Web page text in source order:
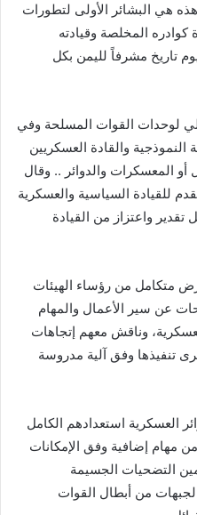
هذه هي البشائر الأولى لتطورات
المخلصة وقيادته
تاريخ مشرفاً لليمن بكل
لوحدات القوات المسلحة وفي
النموذجية والقادة العسكريين
أو المعسكرات والدوائر .. وقال
للقيادة السياسية والعسكرية
واعتزاز من القيادة
متكامل من رؤساء الهيئات
عن سير الأعمال والمهام
وناقش معهم إتجاهات
تنفيذها وفق آلية مدروسة
العسكرية استعدادهم الكامل
مهام إضافية وفق الإمكانات
التضحيات الجسيمة
من أبطال القوات